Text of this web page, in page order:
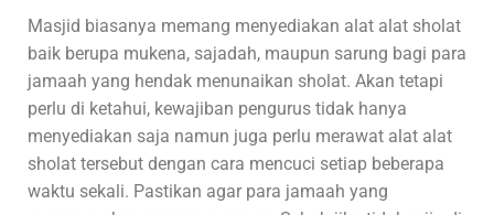
Masjid biasanya memang menyediakan alat alat sholat
baik berupa mukena, sajadah, maupun sarung bagi para
jamaah yang hendak menunaikan sholat. Akan tetapi
perlu di ketahui, kewajiban pengurus tidak hanya
menyediakan saja namun juga perlu merawat alat alat
sholat tersebut dengan cara mencuci setiap beberapa
waktu sekali. Pastikan agar para jamaah yang